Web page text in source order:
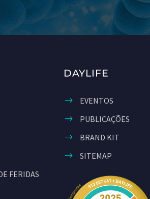
FERIDAS
DAYLIFE
EVENTOS
PUBLICAÇÕES
BRAND KIT
SITEMAP